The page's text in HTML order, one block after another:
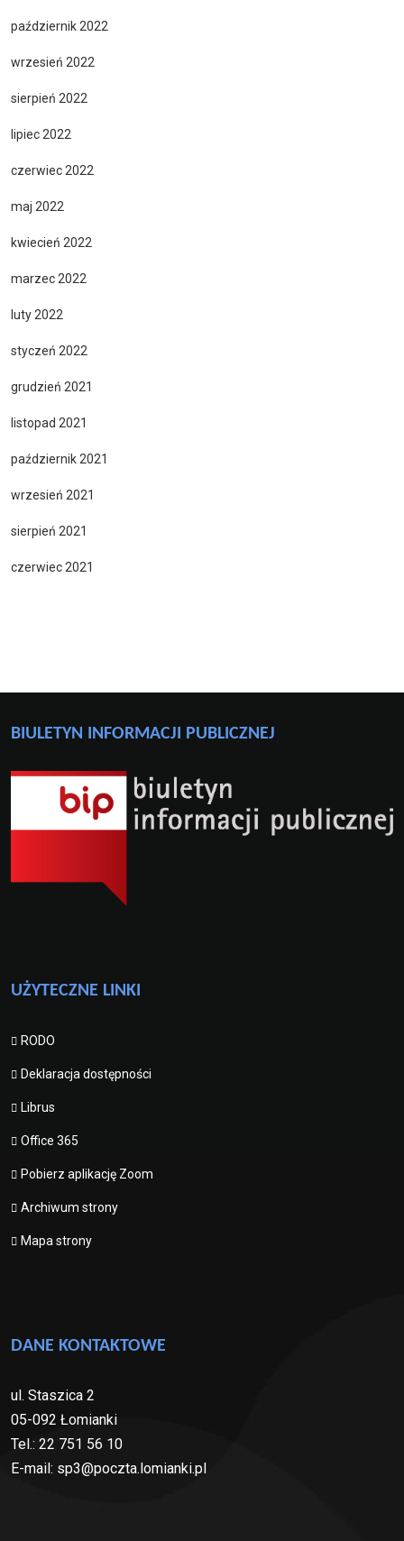
październik 2022
wrzesień 2022
sierpień 2022
lipiec 2022
czerwiec 2022
maj 2022
kwiecień 2022
marzec 2022
luty 2022
styczeń 2022
grudzień 2021
listopad 2021
październik 2021
wrzesień 2021
sierpień 2021
czerwiec 2021
BIULETYN INFORMACJI PUBLICZNEJ
UŻYTECZNE LINKI
RODO
Deklaracja dostępności
Librus
Office 365
Pobierz aplikację Zoom
Archiwum strony
Mapa strony
DANE KONTAKTOWE
ul. Staszica 2
05-092 Łomianki
Tel.: 22 751 56 10
E-mail: sp3@poczta.lomianki.pl